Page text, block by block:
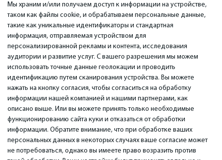
Мы храним и/или получаем доступ к информации на устройстве,
таком как файлы cookie, и обрабатываем персональные данные,
такие как уникальные идентификаторы и стандартная
информация, отправляемая устройством для
персонализированной рекламы и контента, исследования
аудитории и развитие услуг. С вашего разрешения мы можем
использовать точные данные геолокации и проводить
идентификацию путем сканирования устройства. Вы можете
нажать на кнопку согласия, чтобы согласиться на обработку
информации нашей компанией и нашими партнерами, как
описано выше. Или вы можете принять только необходимые
функционированию сайта куки и отказаться от обработки
информации. Обратите внимание, что при обработке ваших
персональных данных в некоторых случаях ваше согласие может
не потребоваться, однако вы имеете право возразить против
ВАЖНОЕ
Сервисные центры
Гарантия
Условия использования
Политика
конфиденциальности
Контакты
Дистанционный договор
КОНТАКТЫ
Тел. +371 67296734
Моб. +371 27725222
WhatsApp +371 27725222
Краста 89, Рига, Латвия